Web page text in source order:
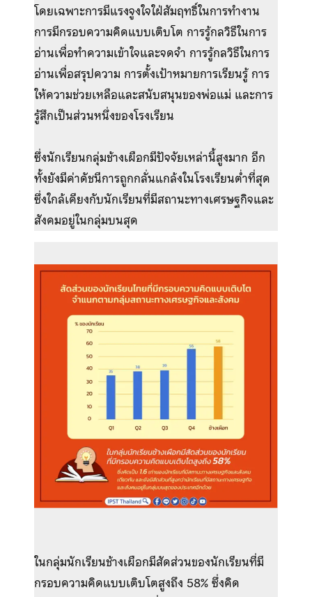
โดยเฉพาะการมีแรงจูงใจใฝ่สัมฤทธิ์ในการทำงาน
การมีกรอบความคิดแบบเติบโต การรู้กลวิธีในการ
อ่านเพื่อทำความเข้าใจและจดจำ การรู้กลวิธีในการ
อ่านเพื่อสรุปความ การตั้งเป้าหมายการเรียนรู้ การ
ให้ความช่วยเหลือและสนับสนุนของพ่อแม่ และการ
รู้สึกเป็นส่วนหนึ่งของโรงเรียน
ซึ่งนักเรียนกลุ่มช้างเผือกมีปัจจัยเหล่านี้สูงมาก อีก
ทั้งยังมีค่าดัชนีการถูกกลั่นแกล้งในโรงเรียนต่ำที่สุด
ซึ่งใกล้เคียงกับนักเรียนที่มีสถานะทางเศรษฐกิจและ
สังคมอยู่ในกลุ่มบนสุด
ในกลุ่มนักเรียนช้างเผือกมีสัดส่วนของนักเรียนที่มี
กรอบความคิดแบบเติบโตสูงถึง 58% ซึ่งคิด